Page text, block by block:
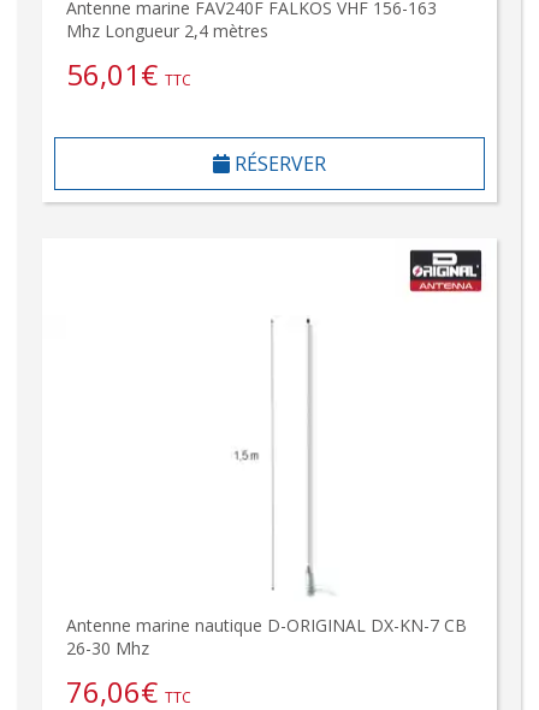
Antenne marine FAV240F FALKOS VHF 156-163
Mhz Longueur 2,4 mètres
56,01€ TTC
RÉSERVER
Antenne marine nautique D-ORIGINAL DX-KN-7 CB
26-30 Mhz
76,06€ TTC